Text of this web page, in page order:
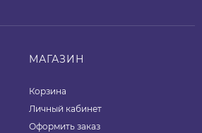
МАГАЗИН
Корзина
Личный кабинет
Оформить заказ